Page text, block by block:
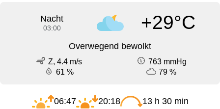
Nacht
03:00 +29°C
Overwegend bewolkt
Z, 4.4 m/s
763 mmHg
61 %
79 %
06:47 20:18 13 h 30 min